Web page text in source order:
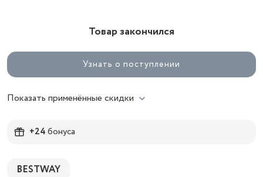
Товар закончился
Узнать о поступлении
Показать применённые скидки
+24бонуса
BESTWAY